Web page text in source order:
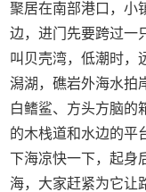
聚居在南部港口，小
边，进门先要跨过一
叫贝壳湾，低潮时，
潟湖，礁岩外海水拍
白鳍鲨、方头方脑的
的木栈道和水边的平
下海凉快一下，起身
海，大家赶紧为它让